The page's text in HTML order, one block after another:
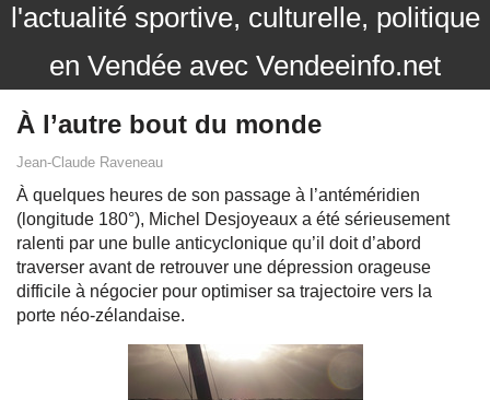
l'actualité sportive, culturelle, politique
en Vendée avec Vendeeinfo.net
À l’autre bout du monde
Jean-Claude Raveneau
À quelques heures de son passage à l’antéméridien
(longitude 180°), Michel Desjoyeaux a été sérieusement
ralenti par une bulle anticyclonique qu’il doit d’abord
traverser avant de retrouver une dépression orageuse
difficile à négocier pour optimiser sa trajectoire vers la
porte néo-zélandaise.